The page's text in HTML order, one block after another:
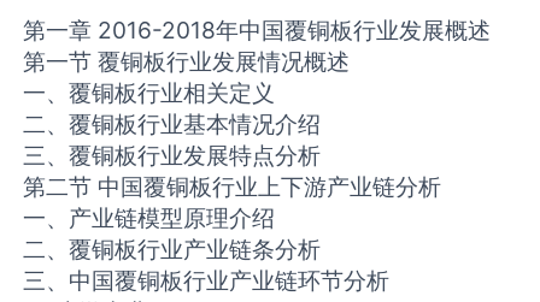
第一章 2016-2018年中国覆铜板行业发展概述
第一节 覆铜板行业发展情况概述
一、覆铜板行业相关定义
二、覆铜板行业基本情况介绍
三、覆铜板行业发展特点分析
第二节 中国覆铜板行业上下游产业链分析
一、产业链模型原理介绍
二、覆铜板行业产业链条分析
三、中国覆铜板行业产业链环节分析